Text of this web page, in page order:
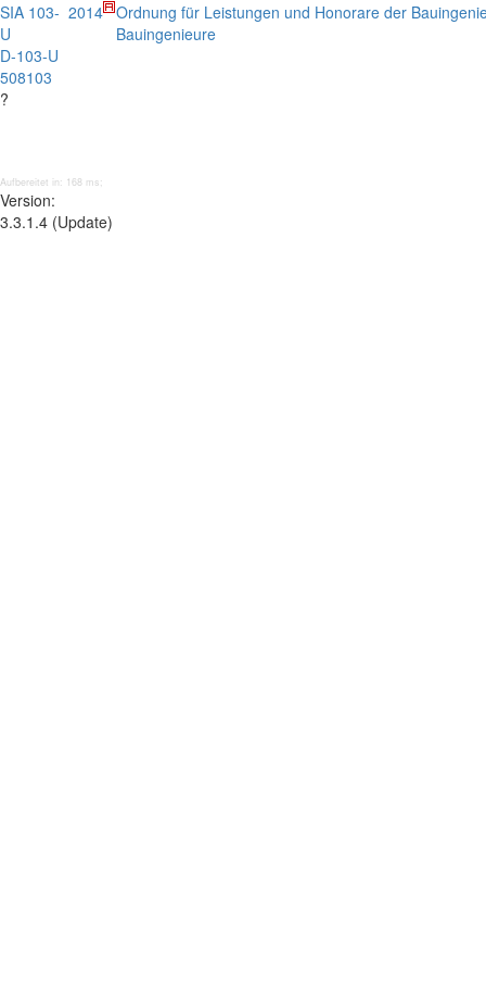
SIA 103-
U
D-103-U
508103
?
2014 Ordnung für Leistungen und Honorare der
Bauingenieure
Aufbereitet in: 168 ms;
Version:
3.3.1.4 (Update)